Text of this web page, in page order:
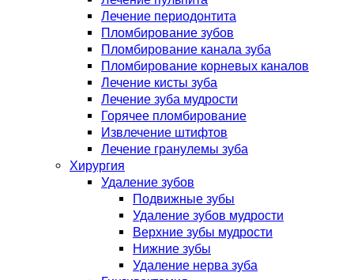
Лечение периодонтита
Пломбирование зубов
Пломбирование канала зуба
Пломбирование корневых каналов
Лечение кисты зуба
Лечение зуба мудрости
Горячее пломбирование
Извлечение штифтов
Лечение гранулемы зуба
Хирургия
Удаление зубов
Подвижные зубы
Удаление зубов мудрости
Верхние зубы мудрости
Нижние зубы
Удаление нерва зуба